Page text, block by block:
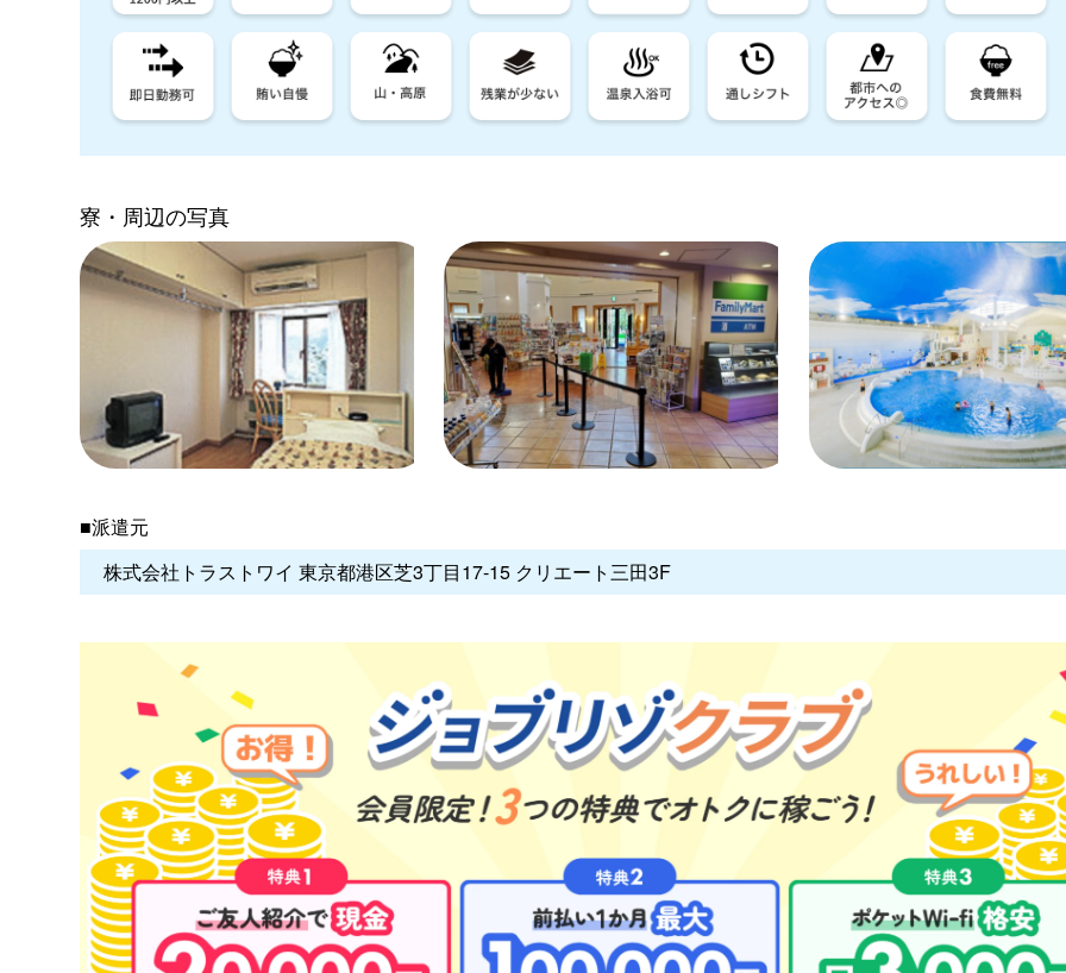
寮・周辺の写真
■派遣元
株式会社トラストワイ 東京都港区芝3丁目17-15 クリエート三田3F